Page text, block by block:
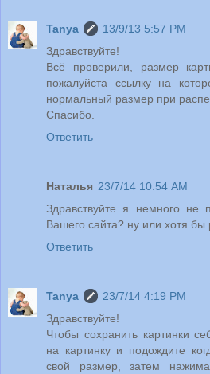
Tanya
13/9/13 5:57 PM
Здравствуйте!
Всё проверили, размер
пожалуйста ссылку на
нормальный размер при
Спасибо.
Ответить
Наталья 23/7/14 10:54 AM
Здравствуйте я немного не
Вашего сайта? ну или хотя бы
Ответить
Tanya
23/7/14 4:19 PM
Здравствуйте!
Чтобы сохранить картинки
на картинку и подождите
свой размер, затем